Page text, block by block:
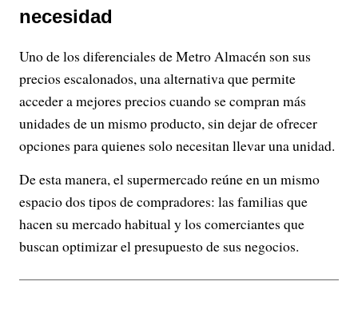
necesidad
Uno de los diferenciales de Metro Almacén son sus
precios escalonados, una alternativa que permite
acceder a mejores precios cuando se compran más
unidades de un mismo producto, sin dejar de ofrecer
opciones para quienes solo necesitan llevar una unidad.
De esta manera, el supermercado reúne en un mismo
espacio dos tipos de compradores: las familias que
hacen su mercado habitual y los comerciantes que
buscan optimizar el presupuesto de sus negocios.